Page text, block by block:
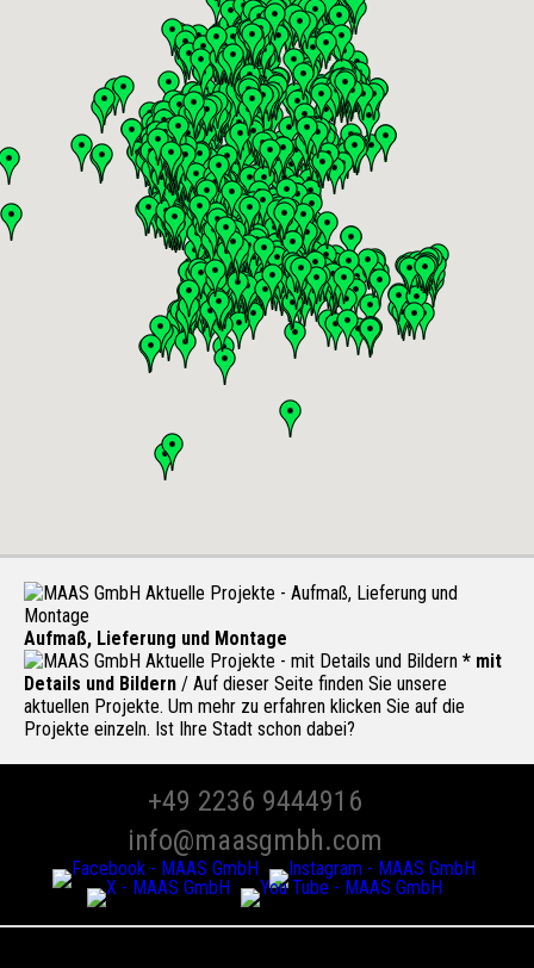
Aufmaß, Lieferung und Montage
* mit
Details und Bildern / Auf dieser Seite finden Sie unsere
aktuellen Projekte. Um mehr zu erfahren klicken Sie auf die
Projekte einzeln. Ist Ihre Stadt schon dabei?
+49 2236 9444916
info@maasgmbh.com